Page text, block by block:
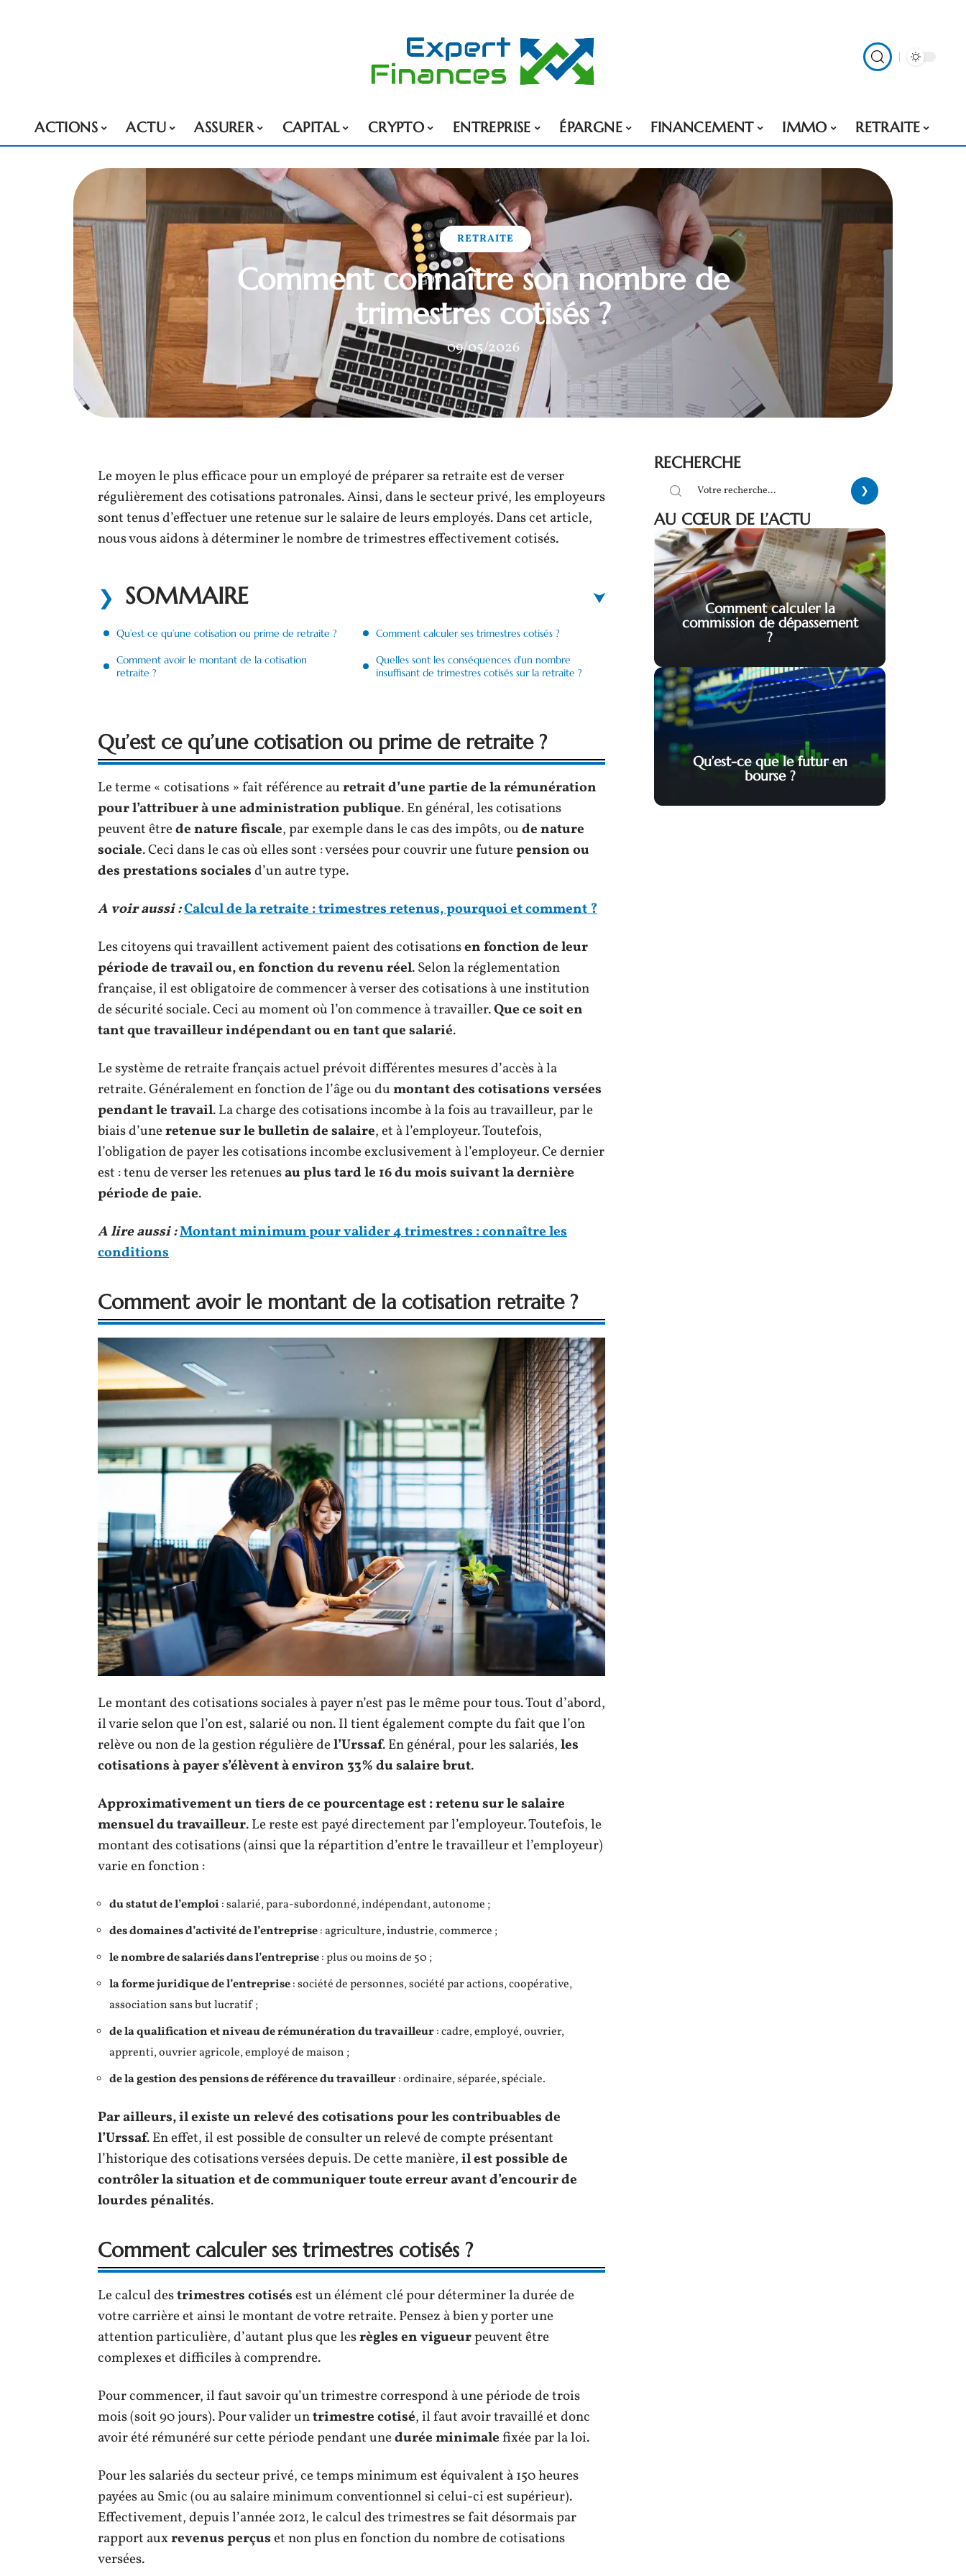
ACTIONS ACTU ASSURER CAPITAL CRYPTO ENTREPRISE ÉPARGNE FINANCEMENT IMMO RETRAITE
RETRAITE
Comment connaître son nombre de
trimestres cotisés ?
09/05/2026
Le moyen le plus efficace pour un employé de préparer sa retraite est de verser
régulièrement des cotisations patronales. Ainsi, dans le secteur privé, les employeurs
sont tenus d’effectuer une retenue sur le salaire de leurs employés. Dans cet article,
nous vous aidons à déterminer le nombre de trimestres effectivement cotisés.
SOMMAIRE
Qu’est ce qu’une cotisation ou prime de retraite ?
Comment avoir le montant de la cotisation
retraite ?
Comment calculer ses trimestres cotisés ?
Quelles sont les conséquences d’un nombre
insuffisant de trimestres cotisés sur la retraite ?
Qu’est ce qu’une cotisation ou prime de retraite ?
Le terme « cotisations » fait référence auretrait d’une partie de la rémunération
pour l’attribuer à une administration publique. En général, les cotisations
peuvent êtrede nature fiscale, par exemple dans le cas des impôts, oude nature
sociale. Ceci dans le cas où elles sont : versées pour couvrir une futurepension ou
des prestations socialesd’un autre type.
A voir aussi :Calcul de la retraite : trimestres retenus, pourquoi et comment ?
Les citoyens qui travaillent activement paient des cotisationsen fonction de leur
période de travail ou, en fonction du revenu réel. Selon la réglementation
française, il est obligatoire de commencer à verser des cotisations à une institution
de sécurité sociale. Ceci au moment où l’on commence à travailler.Que ce soit en
tant que travailleur indépendant ou en tant que salarié.
Le système de retraite français actuel prévoit différentes mesures d’accès à la
retraite. Généralement en fonction de l’âge ou dumontant des cotisations versées
pendant le travail. La charge des cotisations incombe à la fois au travailleur, par le
biais d’uneretenue sur le bulletin de salaire, et à l’employeur. Toutefois,
l’obligation de payer les cotisations incombe exclusivement à l’employeur. Ce dernier
est : tenu de verser les retenuesau plus tard le 16 du mois suivant la dernière
période de paie.
A lire aussi :Montant minimum pour valider 4 trimestres : connaître les
conditions
Comment avoir le montant de la cotisation retraite ?
Le montant des cotisations sociales à payer n’est pas le même pour tous. Tout d’abord,
il varie selon que l’on est, salarié ou non. Il tient également compte du fait que l’on
relève ou non de la gestion régulière del’Urssaf. En général, pour les salariés,les
cotisations à payer s’élèvent à environ 33% du salaire brut.
Approximativement un tiers de ce pourcentage est : retenu sur le salaire
mensuel du travailleur. Le reste est payé directement par l’employeur. Toutefois, le
montant des cotisations (ainsi que la répartition d’entre le travailleur et l’employeur)
varie en fonction :
du statut de l’emploi : salarié, para-subordonné, indépendant, autonome ;
des domaines d’activité de l’entreprise: agriculture, industrie, commerce ;
le nombre de salariés dans l’entreprise: plus ou moins de 50 ;
la forme juridique de l’entreprise: société de personnes, société par actions, coopérative,
association sans but lucratif ;
de la qualification et niveau de rémunération du travailleur: cadre, employé, ouvrier,
apprenti, ouvrier agricole, employé de maison ;
de la gestion des pensions de référence du travailleur: ordinaire, séparée, spéciale.
Par ailleurs, il existe un relevé des cotisations pour les contribuables de
l’Urssaf. En effet, il est possible de consulter un relevé de compte présentant
l’historique des cotisations versées depuis. De cette manière,il est possible de
contrôler la situation et de communiquer toute erreur avant d’encourir de
lourdes pénalités.
Comment calculer ses trimestres cotisés ?
Le calcul destrimestres cotisésest un élément clé pour déterminer la durée de
votre carrière et ainsi le montant de votre retraite. Pensez à bien y porter une
attention particulière, d’autant plus que lesrègles en vigueurpeuvent être
complexes et difficiles à comprendre.
Pour commencer, il faut savoir qu’un trimestre correspond à une période de trois
mois (soit 90 jours). Pour valider untrimestre cotisé, il faut avoir travaillé et donc
avoir été rémunéré sur cette période pendant unedurée minimalefixée par la loi.
Pour les salariés du secteur privé, ce temps minimum est équivalent à 150 heures
payées au Smic (ou au salaire minimum conventionnel si celui-ci est supérieur).
Effectivement, depuis l’année 2012, le calcul des trimestres se fait désormais par
rapport auxrevenus perçuset non plus en fonction du nombre de cotisations
versées.
RECHERCHE
AU CŒUR DE L’ACTU
Comment calculer la
commission de dépassement
?
Qu’est-ce que le futur en
bourse ?